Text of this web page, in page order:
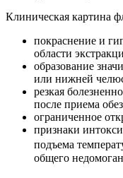
Клиническая картина
покраснение и
области
образование
или нижней
резкая
после приема
ограниченное
признаки
подъема
общего